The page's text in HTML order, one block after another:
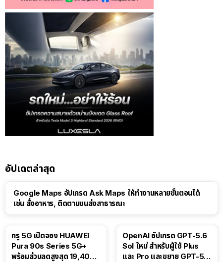
อัปเดตล่าสุด
Google Maps อัปเกรด Ask Maps ให้ทำงานหลายขั้นตอนได้
เช่น สั่งอาหาร, ติดตามขนส่งสาธารณะ
ทรู 5G เปิดจอง HUAWEI
Pura 90s Series 5G+
พร้อมส่วนลดสูงสุด 19,400
OpenAI อัปเกรด GPT-5.6
Sol ใหม่ สำหรับผู้ใช้ Plus
และ Pro และขยาย GPT-5.6